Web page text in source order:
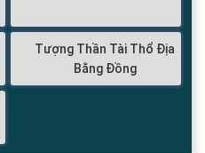
Tượng Thần Tài Thổ Địa
Bằng Đồng